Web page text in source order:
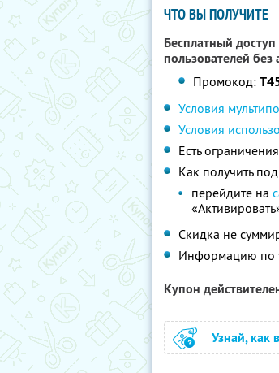
ЧТО ВЫ ПОЛУЧИТЕ
Бесплатный
пользователей
Промокод:
Условия
Условия
Есть
Как получить
перейдите на
Скидка не
Информацию по
Купон
Узнай, как